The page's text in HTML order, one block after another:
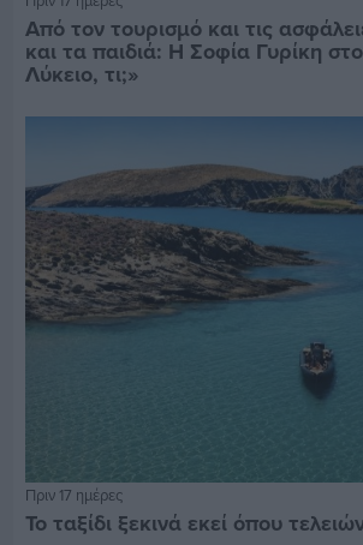
Από τον τουρισμό και τις
και τα παιδιά: Η Σοφία Γυρίκη
Λύκειο, τι;»
Πριν 17 ημέρες
Το ταξίδι ξεκινά εκεί όπου